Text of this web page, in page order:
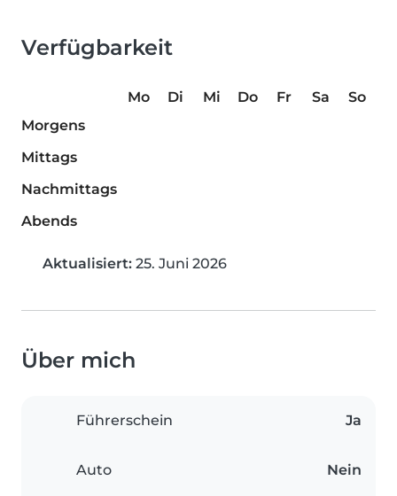
Verfügbarkeit
Mo Di Mi Do Fr Sa
So
Morgens
Mittags
Nachmittags
Abends
Aktualisiert: 25. Juni 2026
Über mich
Führerschein Ja
Auto Nein